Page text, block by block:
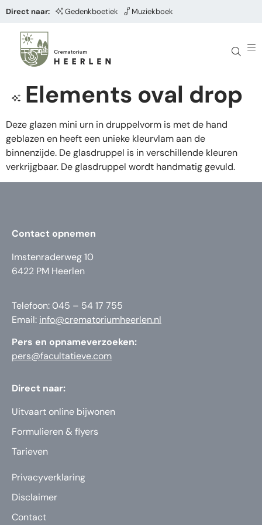
Direct naar: Gedenkboetiek Muziekboek
Elements oval drop
Deze glazen mini urn in druppelvorm is met de hand
geblazen en heeft een unieke kleurvlam aan de
binnenzijde. De glasdruppel is in verschillende kleuren
verkrijgbaar. De glasdruppel wordt handmatig gevuld.
Contact opnemen
Imstenraderweg 10
6422 PM Heerlen
Telefoon: 045 – 54 17 755
Email: info@crematoriumheerlen.nl
Pers en opnameverzoeken:
pers@facultatieve.com
Direct naar:
Uitvaart online bijwonen
Formulieren & flyers
Tarieven
Privacyverklaring
Disclaimer
Contact